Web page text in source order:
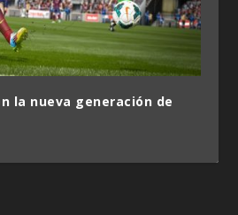
la nueva generación de